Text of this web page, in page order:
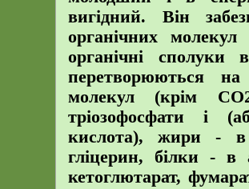
вигідний. Він
органічних
органічні сполуки
перетворюються
молекул (крім
тріозофосфати і
кислота), жири - в
гліцерин, білки - в
кетоглютарат,